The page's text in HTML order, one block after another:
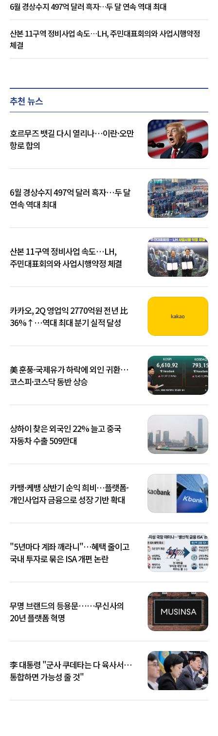
6월 경상수지 497억 달러 흑자…두 달 연속 역대 최대
산본 11구역 정비사업 속도…LH, 주민대표회의와 사업시행약정
체결
추천 뉴스
호르무즈 뱃길 다시 열리나…이란·오만
항로 합의
6월 경상수지 497억 달러 흑자…두 달
연속 역대 최대
산본 11구역 정비사업 속도…LH,
주민대표회의와 사업시행약정 체결
카카오, 2Q 영업익 2770억원 전년 比
36%↑…역대 최대 분기 실적 달성
美 훈풍·국제유가 하락에 외인 귀환…
코스피·코스닥 동반 상승
상하이 찾은 외국인 22% 늘고 중국
자동차 수출 509만대
카뱅·케뱅 상반기 순익 희비…플랫폼·
개인사업자 금융으로 성장 기반 확대
"5년마다 계좌 깨라니"…혜택 줄이고
국내 투자로 묶은 ISA 개편 논란
무명 브랜드의 등용문……무신사의
20년 플랫폼 혁명
李 대통령 "군사 쿠데타는 다 육사서…
통합하면 가능성 줄 것"